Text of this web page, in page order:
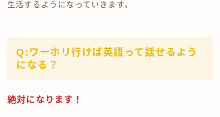
生活するようになっていきます。
Q:ワーホリ行けば英語って話せるよう
になる？
絶対になります！